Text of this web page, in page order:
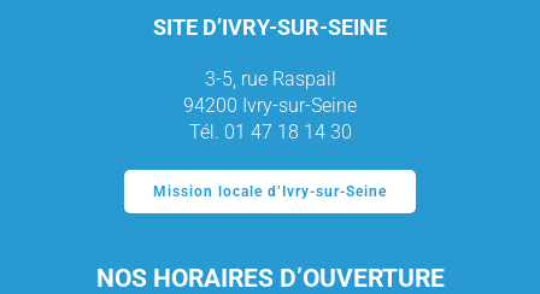
SITE D’IVRY-SUR-SEINE
3-5, rue Raspail
94200 Ivry-sur-Seine
Tél. 01 47 18 14 30
Mission locale d’Ivry-sur-Seine
NOS HORAIRES D’OUVERTURE